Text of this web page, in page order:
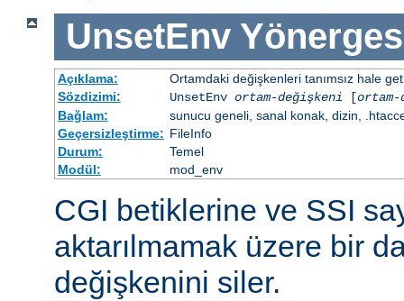
UnsetEnv
Açıklama:
Ortamdaki değişkenleri tanımsız hale
Sözdizimi:
UnsetEnv ortam-değişkeni [
Bağlam:
sunucu geneli, sanal konak, dizin,
Geçersizleştirme: FileInfo
Durum:
Temel
Modül:
mod_env
CGI betiklerine ve SSI
aktarılmamak üzere bir
değişkenini siler.